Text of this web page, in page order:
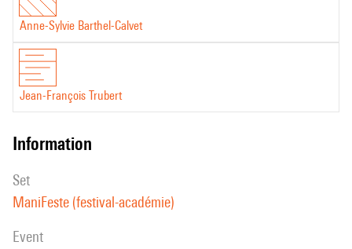
Anne-Sylvie Barthel-Calvet
Jean-François Trubert
information
set
ManiFeste (festival-académie)
event